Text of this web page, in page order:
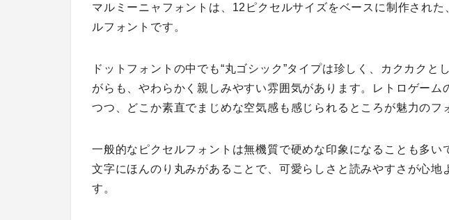
マルミーニャフォントは、12ピクセルサイズをベースに制作された
ルフォントです。
ドットフォントの中でも“丸ゴシック”タイプは珍しく、カクカクと
がらも、やわらかく親しみやすい雰囲気があります。レトロゲーム
つつ、どこか素直でまじめな空気感も感じられるところが魅力のフ
一般的なピクセルフォントは無機質で硬めな印象になることも多い
文字にほんのり丸みがあることで、可愛らしさと読みやすさが心地
す。